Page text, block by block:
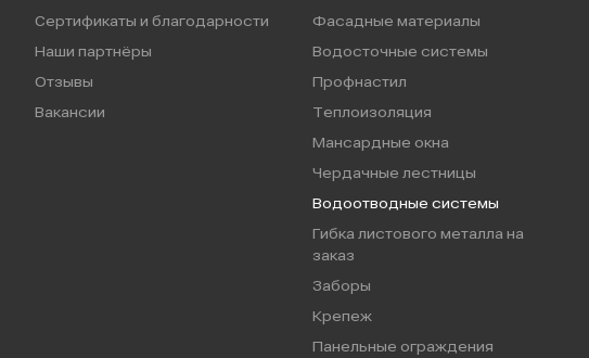
Сертификаты и благодарности
Наши партнёры
Отзывы
Вакансии
Фасадные материалы
Водосточные системы
Профнастил
Теплоизоляция
Мансардные окна
Чердачные лестницы
Водоотводные системы
Гибка листового металла на
заказ
Заборы
Крепеж
Панельные ограждения